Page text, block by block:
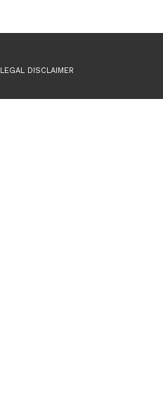
LEGAL DISCLAIMER